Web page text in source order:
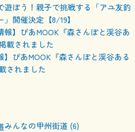
遊ぼう！親子で挑戦する「アユ友釣
開催決定【8/19】
】ぴあMOOK『森さんぽと渓谷ある
されました
みんなの甲州街道 (6)